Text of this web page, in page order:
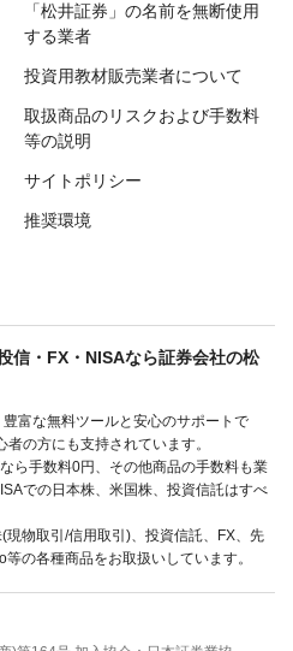
「松井証券」の名前を無断使用
する業者
投資用教材販売業者について
取扱商品のリスクおよび手数料
等の説明
サイトポリシー
推奨環境
信・FX・NISAなら証券会社の松
富な無料ツールと安心のサポートで
の方にも支持されています。
ら手数料0円、その他商品の手数料も業
での日本株、米国株、投資信託はすべ
現物取引/信用取引)、投資信託、FX、先
の各種商品をお取扱いしています。